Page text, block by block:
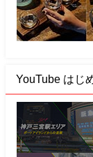
YouTube はじ